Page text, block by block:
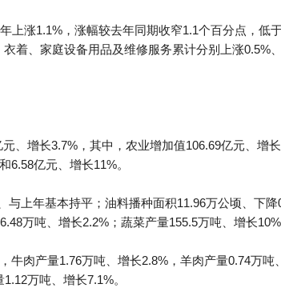
上涨1.1%，涨幅较去年同期收窄1.1个百分点，低
着、家庭设备用品及维修服务累计分别上涨0.5%
、增长3.7%，其中，农业增加值106.69亿元、增
6.58亿元、增长11%。
与上年基本持平；油料播种面积11.96万公顷、下
万吨、增长2.2%；蔬菜产量155.5万吨、增长10%
牛肉产量1.76万吨、增长2.8%，羊肉产量0.74万
万吨、增长7.1%。